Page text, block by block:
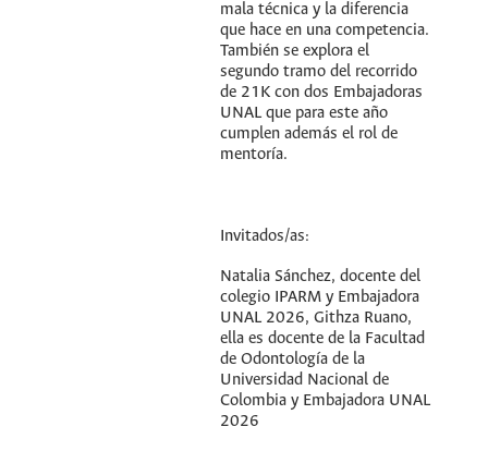
mala técnica y la diferencia
que hace en una competencia.
También se explora el
segundo tramo del recorrido
de 21K con dos Embajadoras
UNAL que para este año
cumplen además el rol de
mentoría.
Invitados/as:
Natalia Sánchez, docente del
colegio IPARM y Embajadora
UNAL 2026, Githza Ruano,
ella es docente de la Facultad
de Odontología de la
Universidad Nacional de
Colombia y Embajadora UNAL
2026